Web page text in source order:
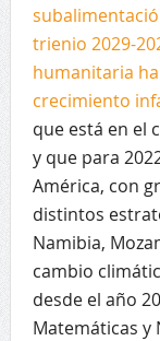
trienio 2029-
humanitaria
crecimiento
que está en el
y que para
América, con
distintos
Namibia,
cambio
desde el año
Matemáticas y